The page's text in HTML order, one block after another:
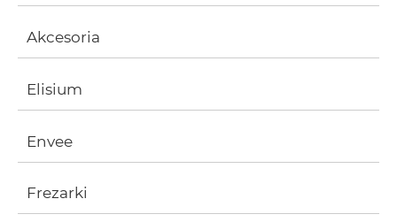
Akcesoria
Elisium
Envee
Frezarki